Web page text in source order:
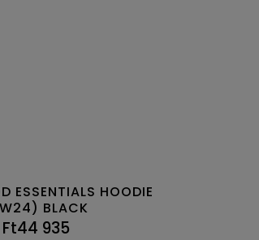
ESSENTIALS HOODIE
BLACK
Ft44 935